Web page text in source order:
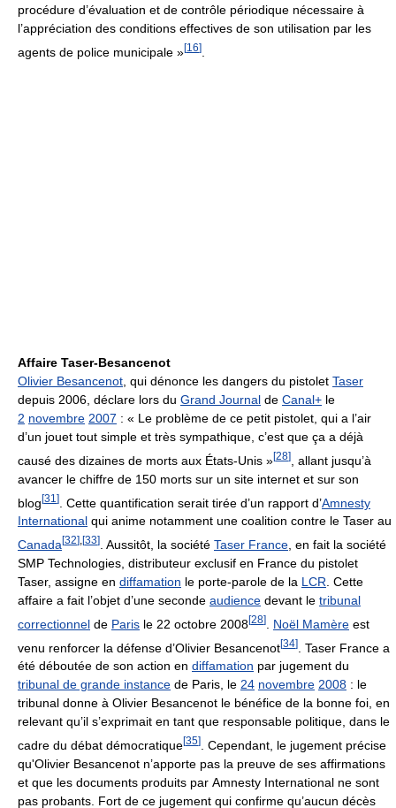
procédure d’évaluation et de contrôle périodique nécessaire à
l’appréciation des conditions effectives de son utilisation par les
agents de police municipale »[16]
Affaire Taser-Besancenot
Olivier Besancenot , qui dénonce les dangers du pistolet Taser
depuis 2006, déclare lors du Grand Journal de Canal+ le
2 novembre 2007 : « Le problème de ce petit pistolet, qui a l’air
d’un jouet tout simple et très sympathique, c’est que ça a déjà
causé des dizaines de morts aux États-Unis »[28]
, allant jusqu’à
avancer le chiffre de 150 morts sur un site internet et sur son
blog[31 ] . Cette quantification serait tirée d’un rapport d’Amnesty
International qui anime notamment une coalition contre le Taser au
Canada [32] [33] . Aussitôt, la société Taser France , en fait la société
SMP Technologies, distributeur exclusif en France du pistolet
Taser, assigne en diffamation le porte-parole de la LCR . Cette
affaire a fait l’objet d’une seconde audience devant le tribunal
correctionnel de Paris le 22 octobre 2008[28] Noël Mamère est
venu renforcer la défense d’Olivier Besancenot[34]
. Taser France a
été déboutée de son action en diffamation par jugement du
tribunal de grande instance de Paris, le 24 novembre 2008 : le
tribunal donne à Olivier Besancenot le bénéfice de la bonne foi, en
relevant qu’il s’exprimait en tant que responsable politique, dans le
cadre du débat démocratique[35]
. Cependant, le jugement précise
qu'Olivier Besancenot n’apporte pas la preuve de ses affirmations
et que les documents produits par Amnesty International ne sont
pas probants. Fort de ce jugement qui confirme qu’aucun décès